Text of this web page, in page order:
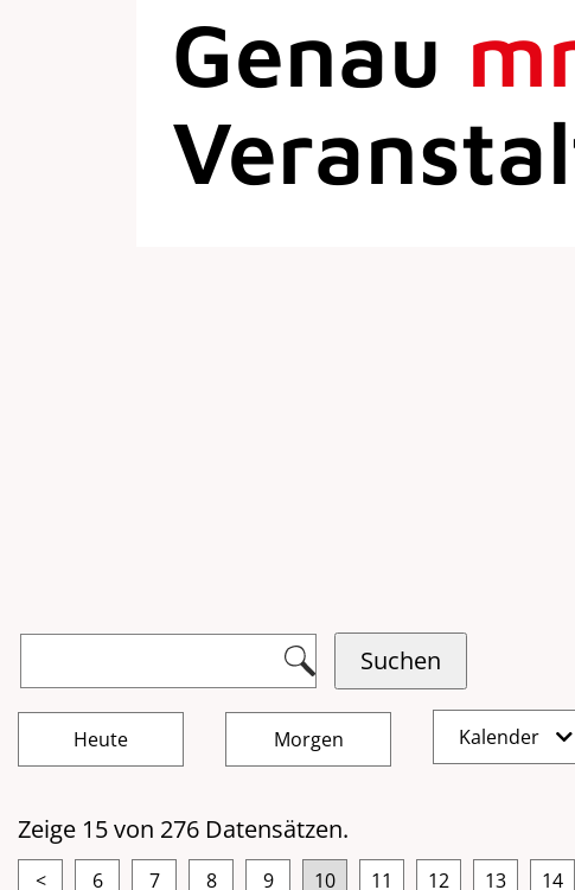
Genau
Kalender
Zeige 15 von 276 Datensätzen.
< 6 7 8 9 10 11 12 13 14